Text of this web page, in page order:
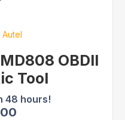
Autel
OBDII
Tool